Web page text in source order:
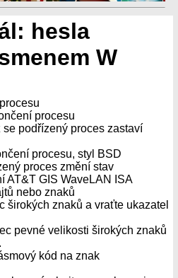
hesla
W
procesu
podřízený proces zastaví
procesu, styl BSD
proces změní stav
AT&T GIS WaveLAN ISA
nebo znaků
širokých znaků a vraťte ukazatel
pevné velikosti širokých znaků
kód na znak